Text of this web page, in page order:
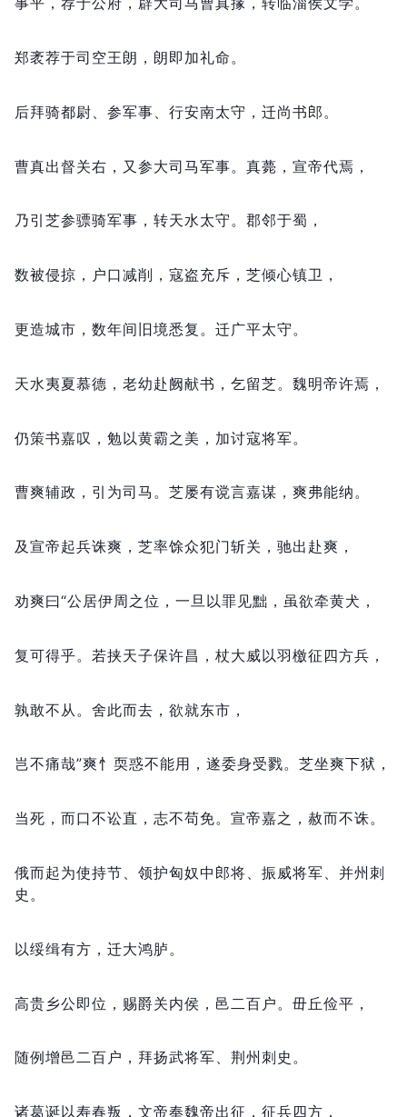
郑袤荐于司空王朗， 朗即加礼命。
后拜骑都尉、参军事、行安南太守， 迁尚书郎。
曹真出督关右， 又参大司马军事。 真薨， 宣帝代焉，
乃引芝参骠骑军事， 转天水太守。 郡邻于蜀，
数被侵掠， 户口减削， 寇盗充斥， 芝倾心镇卫，
更造城市， 数年间旧境悉复。 迁广平太守。
天水夷夏慕德， 老幼赴阙献书， 乞留芝。 魏明帝许焉，
仍策书嘉叹， 勉以黄霸之美， 加讨寇将军。
曹爽辅政， 引为司马。 芝屡有谠言嘉谋， 爽弗能纳。
及宣帝起兵诛爽， 芝率馀众犯门斩关， 驰出赴爽，
劝爽曰“公居伊周之位， 一旦以罪见黜， 虽欲牵黄犬，
复可得乎。 若挟天子保许昌， 杖大威以羽檄征四方兵，
孰敢不从。 舍此而去， 欲就东市，
岂不痛哉”爽忄耎惑不能用， 遂委身受戮。 芝坐爽下狱，
当死， 而口不讼直， 志不苟免。 宣帝嘉之， 赦而不诛。
俄而起为使持节、领护匈奴中郎将、振威将军、并州刺
史。
以绥缉有方， 迁大鸿胪。
高贵乡公即位， 赐爵关内侯， 邑二百户。 毌丘俭平，
随例增邑二百户， 拜扬武将军、荆州刺史。
诸葛诞以寿春叛， 文帝奉魏帝出征， 征兵四方，